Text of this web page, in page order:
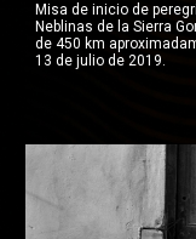
Misa de inicio de
Neblinas de la Sierra
de 450 km
13 de julio de 2019.